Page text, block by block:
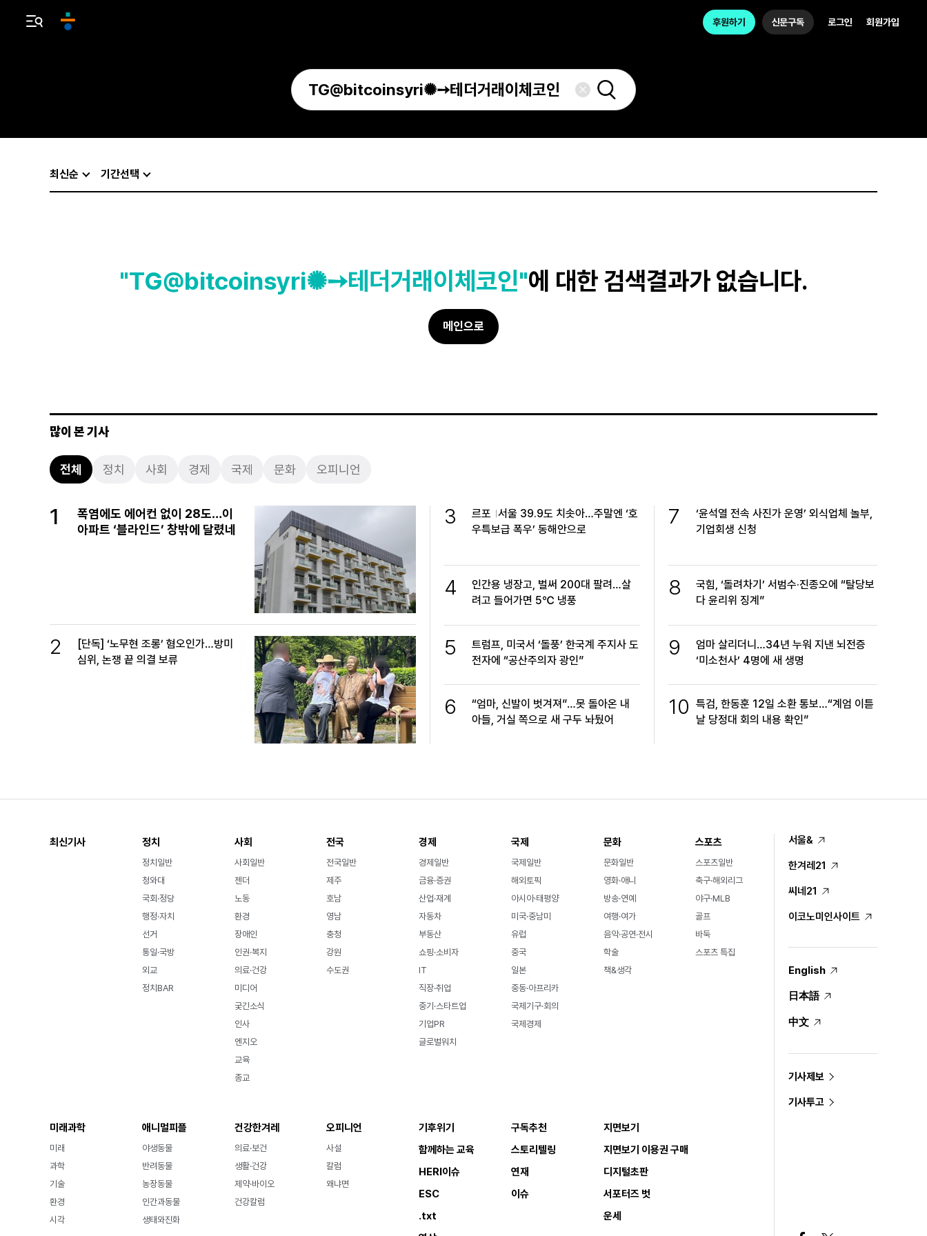
후원하기 신문구독 로그인 회원가입
최신순 기간선택
"TG@bitcoinsyri✺➙테더거래이체코인"에 대한 검색결과가 없습니다.
메인으로
많이 본 기사
전체 정치 사회 경제 국제 문화 오피니언
1
폭염에도 에어컨 없이 28도…이
아파트 ‘블라인드’ 창밖에 달렸네
2
[단독] ‘노무현 조롱’ 혐오인가…방미
심위, 논쟁 끝 의결 보류
3 르포 서울 39.9도 치솟아…주말엔 ‘호
우특보급 폭우’ 동해안으로
4
인간용 냉장고, 벌써 200대 팔려…살
려고 들어가면 5℃ 냉풍
5
트럼프, 미국서 ‘돌풍’ 한국계 주지사 도
전자에 “공산주의자 광인”
6
“엄마, 신발이 벗겨져”…못 돌아온 내
아들, 거실 쪽으로 새 구두 놔뒀어
7
‘윤석열 전속 사진가 운영’ 외식업체 놀부,
기업회생 신청
8
국힘, ‘돌려차기’ 서범수·진종오에 “탈당보
다 윤리위 징계”
9
엄마 살리더니…34년 누워 지낸 뇌전증
‘미소천사’ 4명에 새 생명
10 특검, 한동훈 12일 소환 통보…“계엄 이튿
날 당정대 회의 내용 확인”
최신기사 정치
정치일반
청와대
국회·정당
행정·자치
선거
통일·국방
외교
정치BAR
사회
사회일반
젠더
노동
환경
장애인
인권·복지
의료·건강
미디어
궂긴소식
인사
엔지오
교육
종교
전국
전국일반
제주
호남
영남
충청
강원
수도권
경제
경제일반
금융·증권
산업·재계
자동차
부동산
쇼핑·소비자
IT
직장·취업
중기·스타트업
기업PR
글로벌워치
국제
국제일반
해외토픽
아시아·태평양
미국·중남미
유럽
중국
일본
중동·아프리카
국제기구·회의
국제경제
문화
문화일반
영화·애니
방송·연예
여행·여가
음악·공연·전시
학술
책&생각
스포츠
스포츠일반
축구·해외리그
야구·MLB
골프
바둑
스포츠 특집
미래과학
미래
과학
기술
환경
시각
애니멀피플
야생동물
반려동물
농장동물
인간과동물
생태와진화
건강한겨레
의료·보건
생활·건강
제약·바이오
건강칼럼
오피니언
사설
칼럼
왜냐면
기후위기
함께하는 교육
HERI이슈
ESC
.txt
구독추천
스토리텔링
연재
이슈
지면보기
지면보기 이용권 구매
디지털초판
서포터즈 벗
운세
서울&
한겨레21
씨네21
이코노미인사이트
English
日本語
中文
기사제보
기사투고